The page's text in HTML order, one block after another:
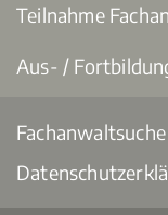
Teilnahme
Aus- /
Fachanwaltsuche